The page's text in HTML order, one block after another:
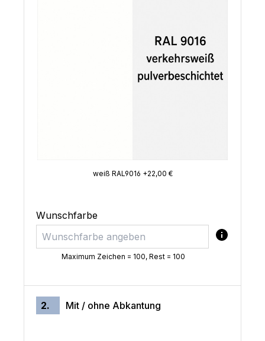
weiß RAL9016 +22,00 €
Wunschfarbe
Maximum Zeichen = 100, Rest = 100
2. Mit / ohne Abkantung